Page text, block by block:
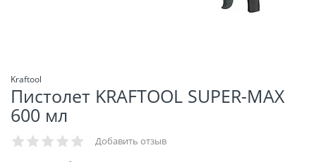
Kraftool
Пистолет KRAFTOOL SUPER-MAX
600 мл
Добавить отзыв